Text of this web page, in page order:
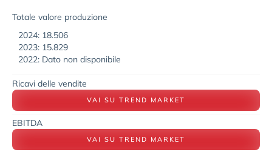
Totale valore produzione
2024: 18.506
2023: 15.829
2022: Dato non disponibile
Ricavi delle vendite
VAI SU TREND MARKET
EBITDA
VAI SU TREND MARKET